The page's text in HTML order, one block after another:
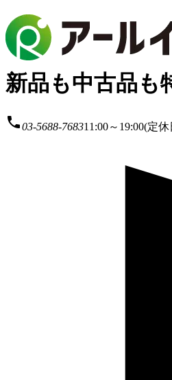
新品も中古品も
local_phone03-5688-768311:00～19:00(定